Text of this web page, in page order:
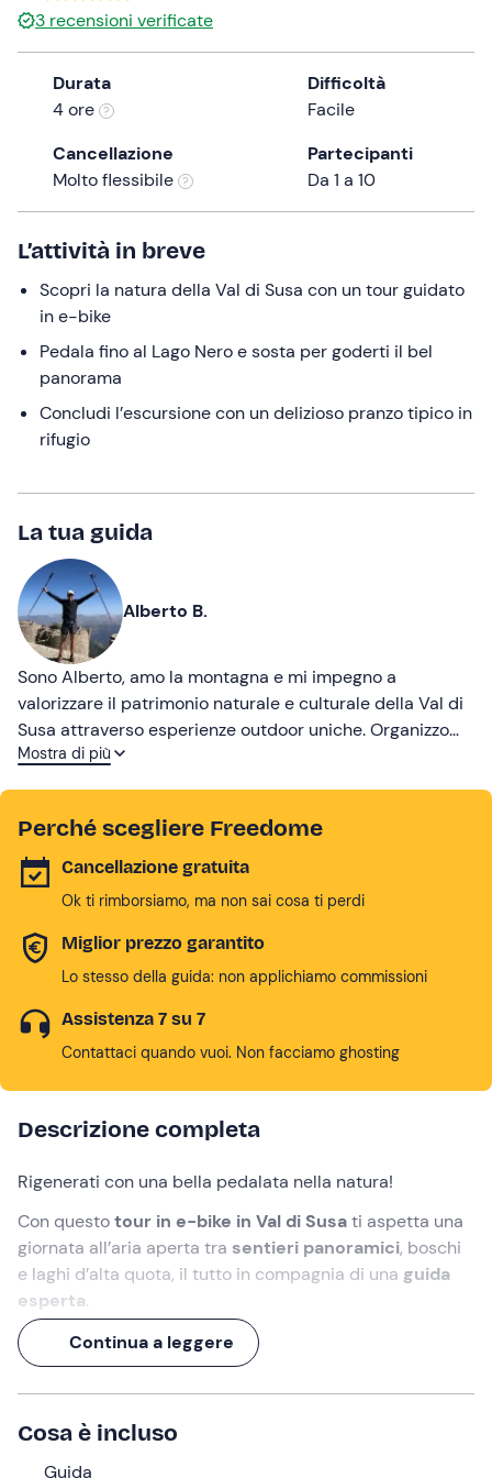
the
question
mark
keyboard
shortcuts
for
changing
dates.
0 €
3 recensioni verificate
Durata
4 ore
Difficoltà
Facile
Cancellazione
Molto flessibile
Partecipanti
Da 1 a 10
L’attività in breve
Scopri la natura della Val di Susa con un tour guidato
in e-bike
Pedala fino al Lago Nero e sosta per goderti il bel
panorama
Concludi l’escursione con un delizioso pranzo tipico in
rifugio
La tua guida
Alberto B.
Sono Alberto, amo la montagna e mi impegno a
valorizzare il patrimonio naturale e culturale della Val di
Susa attraverso esperienze outdoor uniche. Organizzo
escursioni guidate per chi vuole vivere la montagna in
Mostra di più
Perché scegliere Freedome
Cancellazione gratuita
Ok ti rimborsiamo, ma non sai cosa ti perdi
Miglior prezzo garantito
Lo stesso della guida: non applichiamo commissioni
Assistenza 7 su 7
Contattaci quando vuoi. Non facciamo ghosting
Descrizione completa
Rigenerati con una bella pedalata nella natura!
Con questotour in e-bike in Val di Susati aspetta una
giornata all’aria aperta tra sentieri panoramici, boschi
e laghi d’alta quota, il tutto in compagnia di una guida
esperta.
Un'escursione facile e adatta a tutti, con
sterratoe un piacevolepranzo in rifugio
l'esperienza ancora più speciale.
Preparati a un'avventura di circa
Continua a leggere
Cosa è incluso
Guida